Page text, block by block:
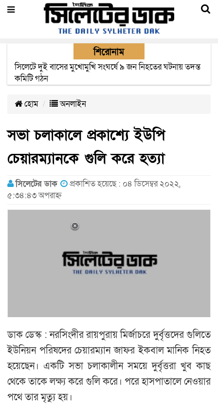
শিরোনাম
সিলেটে সড়ক দুর্ঘটনায় নিহতদের পরিবার পাচ্ছে ৫ লাখ টাকা করে
সরকারি অনুদান
হোম অনলাইন
সভা চলাকালে প্রকাশ্যে ইউপি
চেয়ারম্যানকে গুলি করে হত্যা
সিলেটের ডাক
প্রকাশিত হয়েছে : ০৪ ডিসেম্বর ২০২২,
৫:৩৪:৪৩ অপরাহ্ন
ডাক ডেস্ক : নরসিংদীর রায়পুরায় মির্জাচরে দুর্বৃত্তদের গুলিতে
ইউনিয়ন পরিষদের চেয়ারম্যান জাফর ইকবাল মানিক নিহত
হয়েছেন। একটি সভা চলাকালীন সময়ে দুর্বৃত্তরা খুব কাছ
থেকে তাকে লক্ষ্য করে গুলি করে। পরে হাসপাতালে নেওয়ার
পথে তার মৃত্যু হয়।